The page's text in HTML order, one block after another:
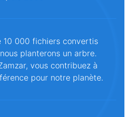
10 000 fichiers convertis
planterons un arbre.
vous contribuez à
pour notre planète.